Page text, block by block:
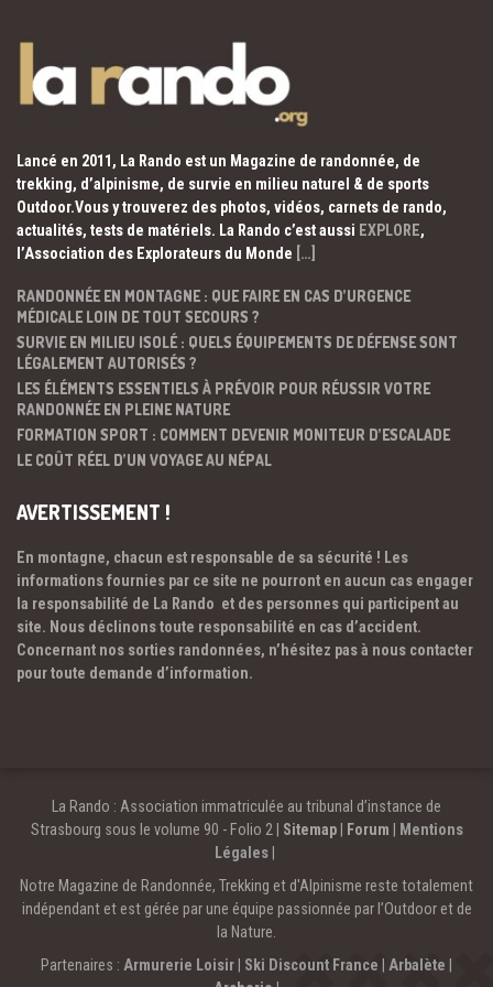
Lancé en 2011, La Rando est un Magazine de randonnée, de
trekking, d’alpinisme, de survie en milieu naturel & de sports
Outdoor.Vous y trouverez des photos, vidéos, carnets de rando,
actualités, tests de matériels. La Rando c’est aussi EXPLORE,
l’Association des Explorateurs du Monde […]
RANDONNÉE EN MONTAGNE : QUE FAIRE EN CAS D’URGENCE
MÉDICALE LOIN DE TOUT SECOURS ?
SURVIE EN MILIEU ISOLÉ : QUELS ÉQUIPEMENTS DE DÉFENSE SONT
LÉGALEMENT AUTORISÉS ?
LES ÉLÉMENTS ESSENTIELS À PRÉVOIR POUR RÉUSSIR VOTRE
RANDONNÉE EN PLEINE NATURE
FORMATION SPORT : COMMENT DEVENIR MONITEUR D’ESCALADE
LE COÛT RÉEL D’UN VOYAGE AU NÉPAL
AVERTISSEMENT !
En montagne, chacun est responsable de sa sécurité ! Les
informations fournies par ce site ne pourront en aucun cas engager
la responsabilité de La Rando et des personnes qui participent au
site. Nous déclinons toute responsabilité en cas d’accident.
Concernant nos sorties randonnées, n’hésitez pas à nous contacter
pour toute demande d’information.
La Rando : Association immatriculée au tribunal d’instance de
Strasbourg sous le volume 90 - Folio 2 | Sitemap| Forum
Mentions
Légales
Notre Magazine de Randonnée, Trekking et d'Alpinisme reste totalement
indépendant et est gérée par une équipe passionnée par l’Outdoor et de
la Nature.
Partenaires : Armurerie Loisir Ski Discount France Arbalète